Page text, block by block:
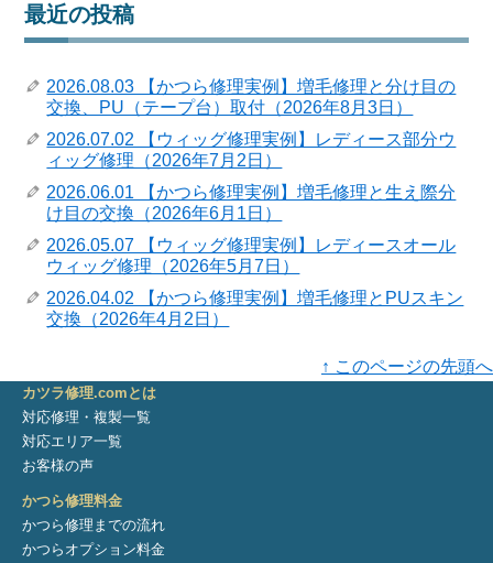
最近の投稿
2026.08.03 【かつら修理実例】増毛修理と分け目の
交換、PU（テープ台）取付（2026年8月3日）
2026.07.02 【ウィッグ修理実例】レディース部分ウ
ィッグ修理（2026年7月2日）
2026.06.01 【かつら修理実例】増毛修理と生え際分
け目の交換（2026年6月1日）
2026.05.07 【ウィッグ修理実例】レディースオール
ウィッグ修理（2026年5月7日）
2026.04.02 【かつら修理実例】増毛修理とPUスキン
交換（2026年4月2日）
↑ このページの先頭へ
カツラ修理.comとは
対応修理・複製一覧
対応エリア一覧
お客様の声
かつら修理料金
かつら修理までの流れ
かつらオプション料金